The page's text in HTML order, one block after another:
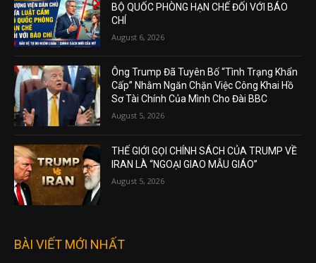
BỘ QUỐC PHÒNG HẠN CHẾ ĐỐI VỚI BÁO
CHÍ
August 6, 2026
Ông Trump Đã Tuyên Bố “Tình Trạng Khẩn
Cấp” Nhằm Ngăn Chặn Việc Công Khai Hồ
Sơ Tài Chính Của Mình Cho Đài BBC
August 5, 2026
THẾ GIỚI GỌI CHÍNH SÁCH CỦA TRUMP VỀ
IRAN LÀ “NGOẠI GIAO MẪU GIÁO”
August 5, 2026
BÀI VIẾT MỚI NHẤT